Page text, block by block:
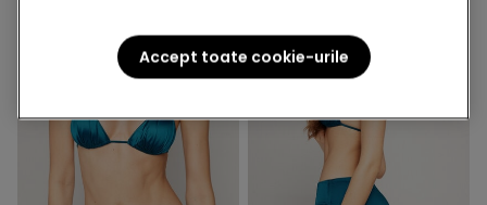
Accept toate cookie-urile